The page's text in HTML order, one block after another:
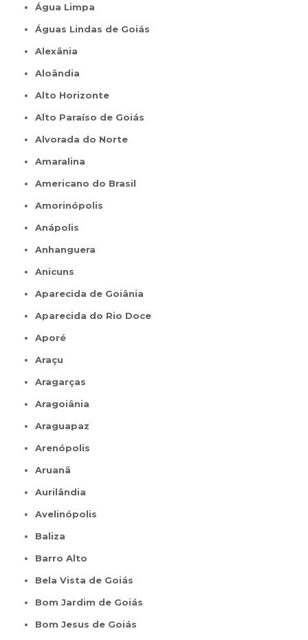
Água Limpa
Águas Lindas de Goiás
Alexânia
Aloândia
Alto Horizonte
Alto Paraíso de Goiás
Alvorada do Norte
Amaralina
Americano do Brasil
Amorinópolis
Anápolis
Anhanguera
Anicuns
Aparecida de Goiânia
Aparecida do Rio Doce
Aporé
Araçu
Aragarças
Aragoiânia
Araguapaz
Arenópolis
Aruanã
Aurilândia
Avelinópolis
Baliza
Barro Alto
Bela Vista de Goiás
Bom Jardim de Goiás
Bom Jesus de Goiás